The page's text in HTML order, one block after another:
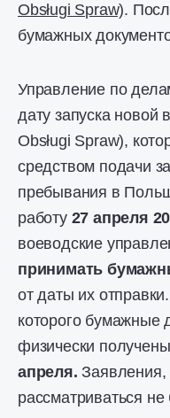
Obsługi Spraw).
бумажных
Управление по
дату запуска новой
Obsługi Spraw),
средством подачи
пребывания в
работу 27 апреля
воеводские
принимать
от даты их
которого
физически
апреля. Заявления,
рассматриваться не